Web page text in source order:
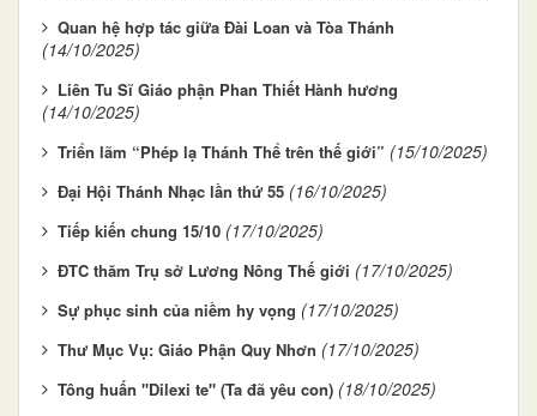
Quan hệ hợp tác giữa Đài Loan và Tòa Thánh
(14/10/2025)
Liên Tu Sĩ Giáo phận Phan Thiết Hành hương
(14/10/2025)
Triển lãm “Phép lạ Thánh Thể trên thế giới” (15/10/2025)
Đại Hội Thánh Nhạc lần thứ 55 (16/10/2025)
Tiếp kiến chung 15/10 (17/10/2025)
ĐTC thăm Trụ sở Lương Nông Thế giới (17/10/2025)
Sự phục sinh của niềm hy vọng (17/10/2025)
Thư Mục Vụ: Giáo Phận Quy Nhơn (17/10/2025)
Tông huấn "Dilexi te" (Ta đã yêu con) (18/10/2025)